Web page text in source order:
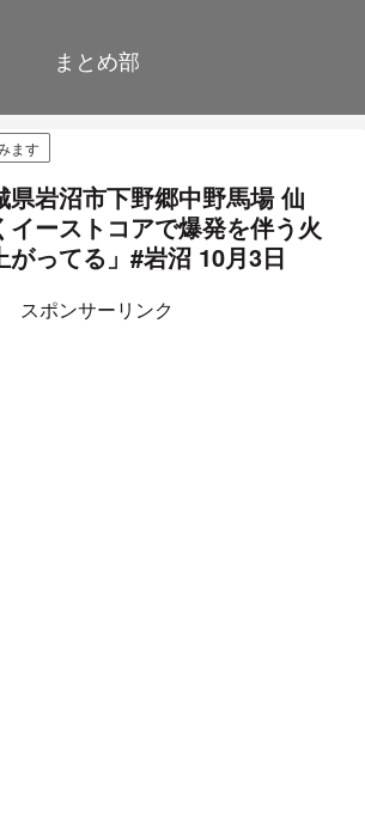
まとめ部
ます
県岩沼市下野郷中野馬場 仙
イーストコアで爆発を伴う火
がってる」#岩沼 10月3日
スポンサーリンク